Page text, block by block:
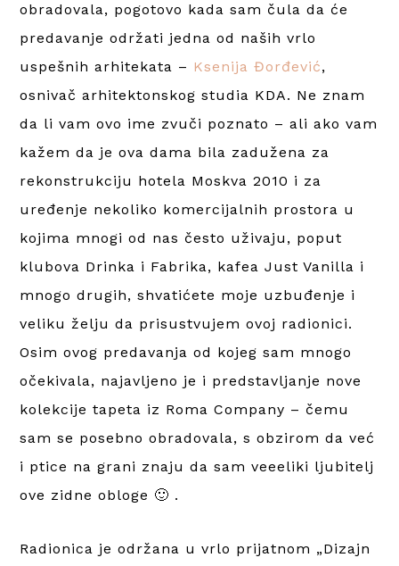
obradovala, pogotovo kada sam čula da će
predavanje održati jedna od naših vrlo
uspešnih arhitekata – Ksenija Đorđević,
osnivač arhitektonskog studia KDA. Ne znam
da li vam ovo ime zvuči poznato – ali ako vam
kažem da je ova dama bila zadužena za
rekonstrukciju hotela Moskva 2010 i za
uređenje nekoliko komercijalnih prostora u
kojima mnogi od nas često uživaju, poput
klubova Drinka i Fabrika, kafea Just Vanilla i
mnogo drugih, shvatićete moje uzbuđenje i
veliku želju da prisustvujem ovoj radionici.
Osim ovog predavanja od kojeg sam mnogo
očekivala, najavljeno je i predstavljanje nove
kolekcije tapeta iz Roma Company – čemu
sam se posebno obradovala, s obzirom da već
i ptice na grani znaju da sam veeeliki ljubitelj
ove zidne obloge 🙂 .
Radionica je održana u vrlo prijatnom „Dizajn